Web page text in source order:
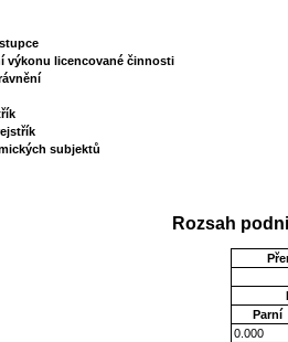
výkonu licencované činnosti
subjektů
Rozsah
Parní
0.000